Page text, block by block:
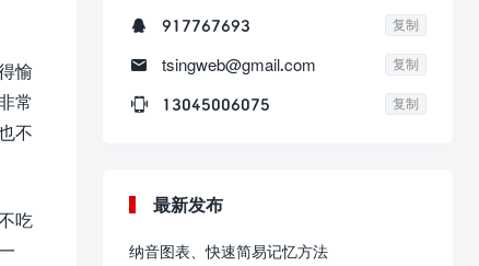
愉
常
不
吃
 917767693 复制
 tsingweb@gmail.com 复制
 13045006075 复制
最新发布
纳音图表、快速简易记忆方法